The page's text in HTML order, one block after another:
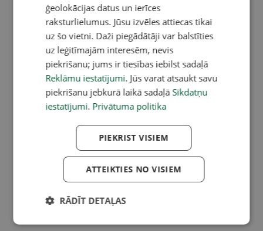
ģeolokācijas datus un ierīces
raksturlielumus. Jūsu izvēles attiecas tikai
uz šo vietni. Daži piegādātāji var balstīties
uz leģitīmajām interesēm, nevis
piekrišanu; jums ir tiesības iebilst sadaļā
Reklāmu iestatījumi. Jūs varat atsaukt savu
piekrišanu jebkurā laikā sadaļā Sīkdatņu
iestatījumi. Privātuma politika
PIEKRIST VISIEM
ATTEIKTIES NO VISIEM
RĀDĪT DETAĻAS